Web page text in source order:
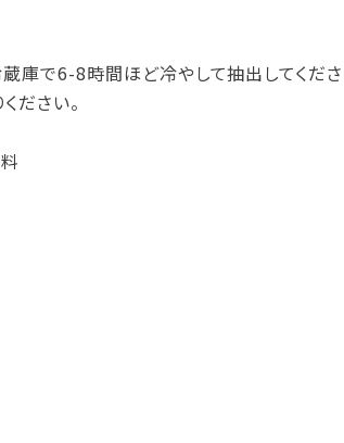
庫で6-8時間ほど冷やして抽出してくだ
ださい。